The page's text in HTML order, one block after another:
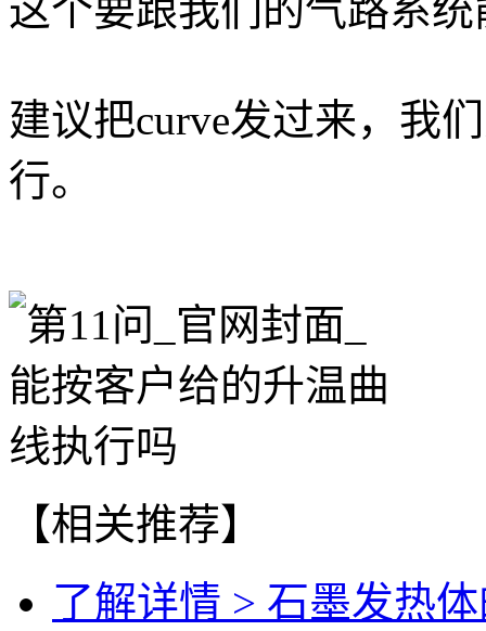
这个要跟我们的气路系
建议把curve发过来，我
行。
【相关推荐】
了解详情 > 石墨发热